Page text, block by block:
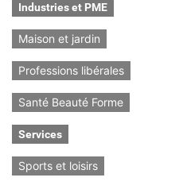
Industries et PME
Maison et jardin
Professions libérales
Santé Beauté Forme
Services
Sports et loisirs